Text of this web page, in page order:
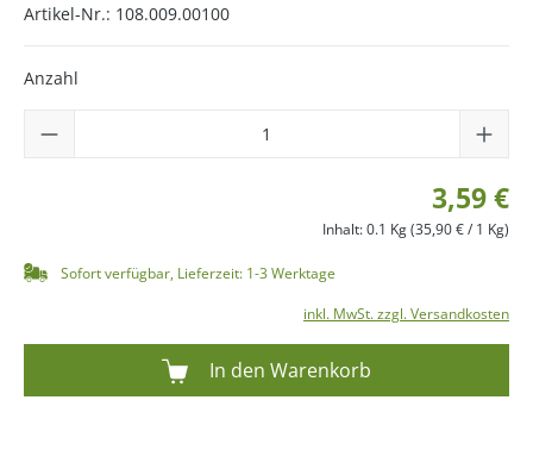
Artikel-Nr.: 108.009.00100
Anzahl
3,59 €
Inhalt:0.1 Kg(35,90 € / 1 Kg)
Sofort verfügbar, Lieferzeit: 1-3 Werktage
inkl. MwSt. zzgl. Versandkosten
In den Warenkorb